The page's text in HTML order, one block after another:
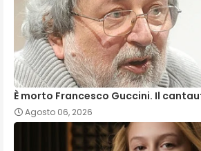
È morto Francesco Guccini. Il
Agosto 06, 2026